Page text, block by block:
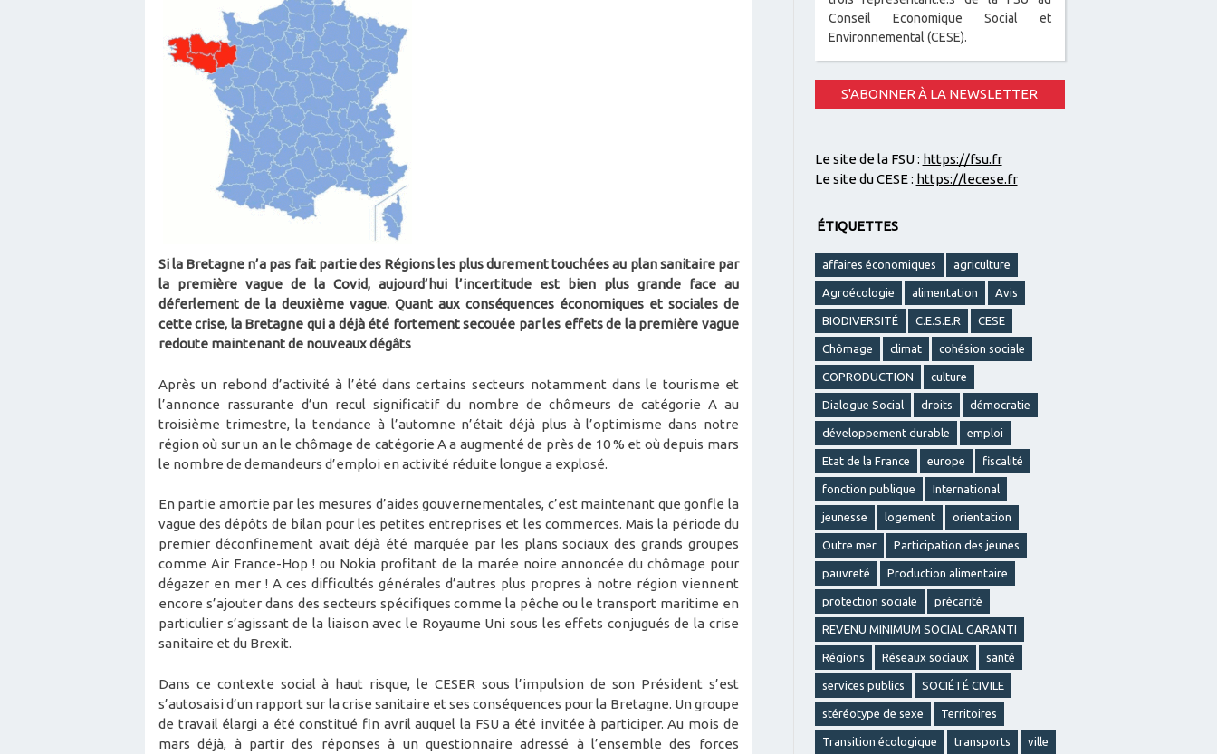
Conseil Economique Social et
Environnemental (CESE).
S'ABONNER À LA NEWSLETTER
Le site de la FSU : https://fsu.fr
Le site du CESE : https://lecese.fr
ÉTIQUETTES
affaires économiques agriculture
Agroécologie alimentation Avis
BIODIVERSITÉ C.E.S.E.R CESE
Chômage climat cohésion sociale
COPRODUCTION culture
Dialogue Social droits démocratie
développement durable emploi
Etat de la France europe fiscalité
fonction publique International
jeunesse logement orientation
Outre mer Participation des jeunes
pauvreté Production alimentaire
protection sociale précarité
REVENU MINIMUM SOCIAL GARANTI
Régions Réseaux sociaux santé
services publics SOCIÉTÉ CIVILE
stéréotype de sexe Territoires
Transition écologique transports ville
Si la Bretagne n’a pas fait partie des Régions les plus durement touchées au plan sanitaire par
la première vague de la Covid, aujourd’hui l’incertitude est bien plus grande face au
déferlement de la deuxième vague. Quant aux conséquences économiques et sociales de
cette crise, la Bretagne qui a déjà été fortement secouée par les effets de la première vague
redoute maintenant de nouveaux dégâts
Après un rebond d’activité à l’été dans certains secteurs notamment dans le tourisme et
l’annonce rassurante d’un recul significatif du nombre de chômeurs de catégorie A au
troisième trimestre, la tendance à l’automne n’était déjà plus à l’optimisme dans notre
région où sur un an le chômage de catégorie A a augmenté de près de 10 % et où depuis mars
le nombre de demandeurs d’emploi en activité réduite longue a explosé.
En partie amortie par les mesures d’aides gouvernementales, c’est maintenant que gonfle la
vague des dépôts de bilan pour les petites entreprises et les commerces. Mais la période du
premier déconfinement avait déjà été marquée par les plans sociaux des grands groupes
comme Air France-Hop ! ou Nokia profitant de la marée noire annoncée du chômage pour
dégazer en mer ! A ces difficultés générales d’autres plus propres à notre région viennent
encore s’ajouter dans des secteurs spécifiques comme la pêche ou le transport maritime en
particulier s’agissant de la liaison avec le Royaume Uni sous les effets conjugués de la crise
sanitaire et du Brexit.
Dans ce contexte social à haut risque, le CESER sous l’impulsion de son Président s’est
s’autosaisi d’un rapport sur la crise sanitaire et ses conséquences pour la Bretagne. Un groupe
de travail élargi a été constitué fin avril auquel la FSU a été invitée à participer. Au mois de
mars déjà, à partir des réponses à un questionnaire adressé à l’ensemble des forces